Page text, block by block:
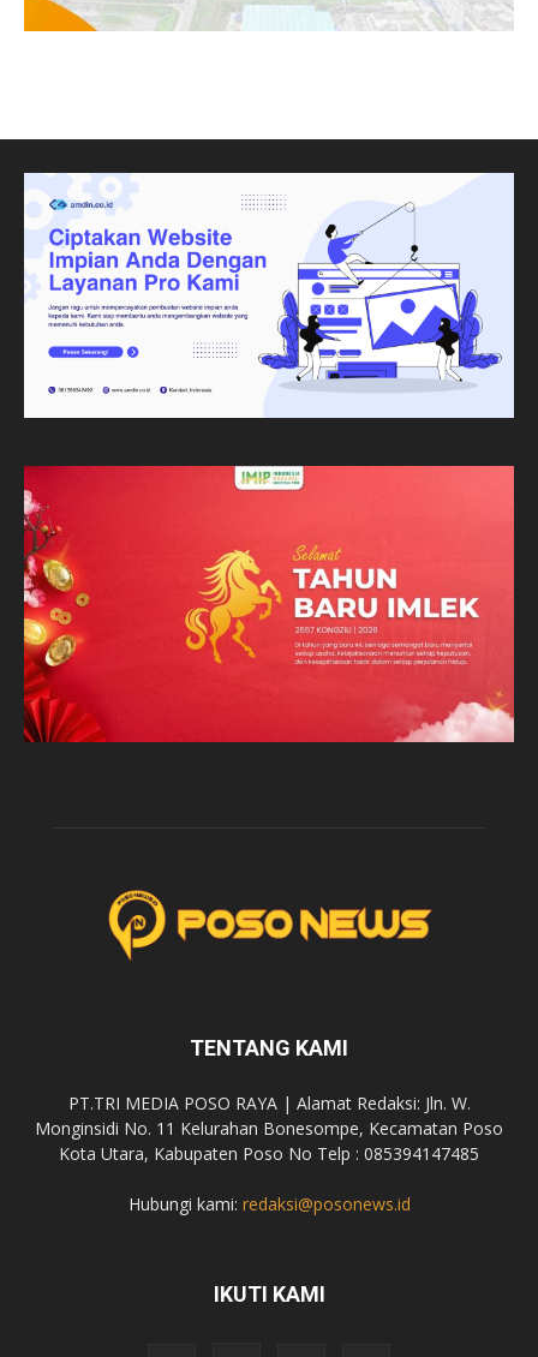
TENTANG KAMI
PT.TRI MEDIA POSO RAYA | Alamat Redaksi: Jln. W.
Monginsidi No. 11 Kelurahan Bonesompe, Kecamatan Poso
Kota Utara, Kabupaten Poso No Telp : 085394147485
Hubungi kami: redaksi@posonews.id
IKUTI KAMI